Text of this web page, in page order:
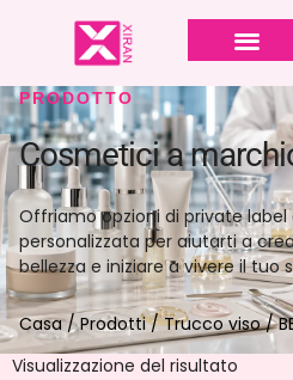
PRODOTTO
Cosmetici a
Offriamo opzioni di private
personalizzata per aiutarti a
bellezza e iniziare a vivere il tuo
Casa/Prodotti/Trucco viso/
Visualizzazione del risultato